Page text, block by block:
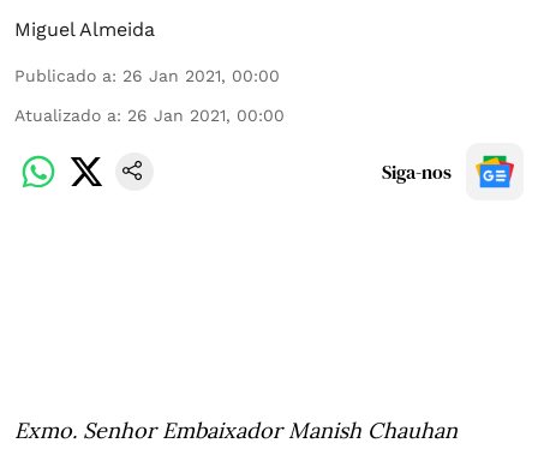
Miguel Almeida
Publicado a: 26 Jan 2021, 00:00
Atualizado a: 26 Jan 2021, 00:00
Siga-nos
Exmo. Senhor Embaixador Manish Chauhan